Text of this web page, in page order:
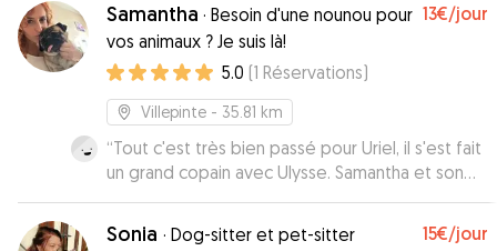
Samantha · Besoin d'une nounou pour
vos animaux ? Je suis là!
13€/jour
5.0 (1 Réservations)
Villepinte - 35.81 km
“Tout c'est très bien passé pour Uriel, il s'est fait
un grand copain avec Ulysse. Samantha et son
compagnon ont été très présents.”
Sonia · Dog-sitter et pet-sitter 15€/jour